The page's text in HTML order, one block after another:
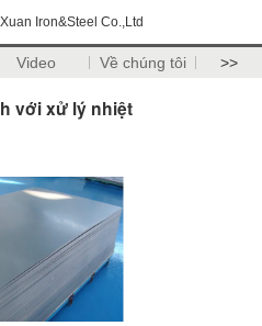
Iron&Steel Co.,Ltd
Video Về chúng tôi >>
với xử lý nhiệt